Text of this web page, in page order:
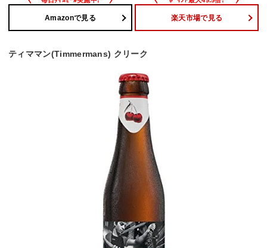
Amazonで見る 楽天市場で見る
ティママン(Timmermans) クリーク